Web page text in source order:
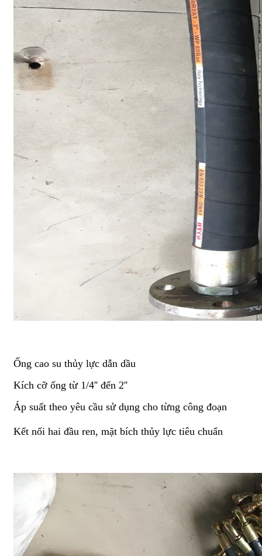
Ống cao su thủy lực dẫn dầu
Kích cỡ ống từ 1/4'' đến 2''
Áp suất theo yêu cầu sử dụng cho từng công đoạn
Kết nối hai đầu ren, mặt bích thủy lực tiêu chuẩn